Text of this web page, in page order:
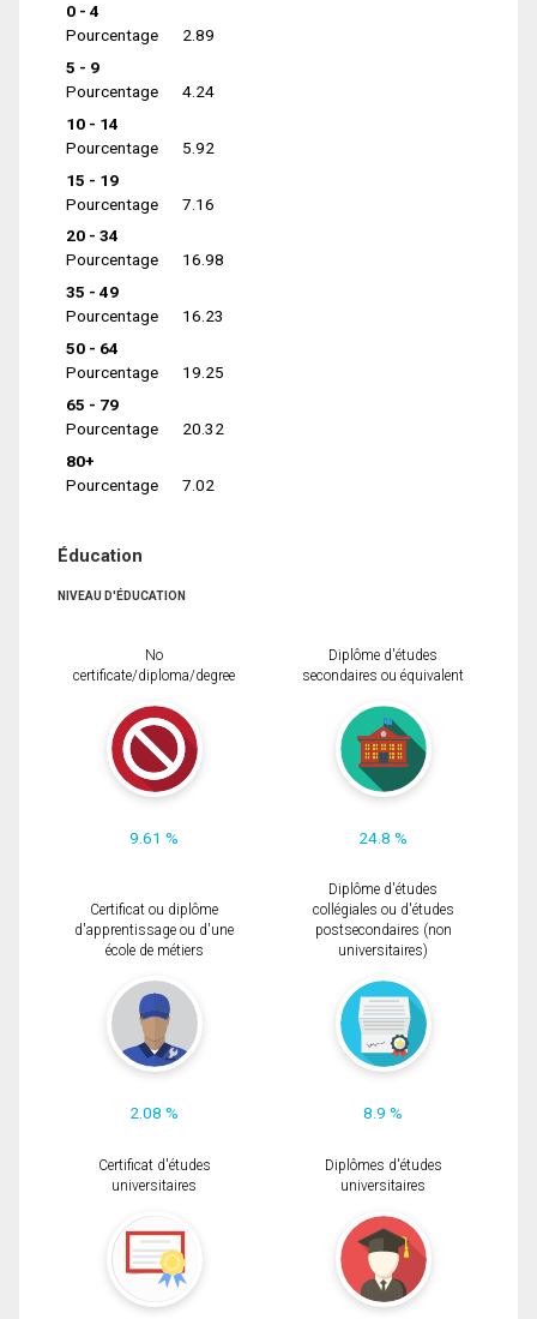
0 - 4
Pourcentage
2.89
5 - 9
Pourcentage
4.24
10 - 14
Pourcentage
5.92
15 - 19
Pourcentage
7.16
20 - 34
Pourcentage
16.98
35 - 49
Pourcentage
16.23
50 - 64
Pourcentage
19.25
65 - 79
Pourcentage
20.32
80+
Pourcentage
7.02
Éducation
NIVEAU D'ÉDUCATION
No
certificate/diploma/degree
9.61 %
Diplôme d'études
secondaires ou équivalent
24.8 %
Certificat ou diplôme
d'apprentissage ou d'une
école de métiers
2.08 %
Diplôme d'études
collégiales ou d'études
postsecondaires (non
universitaires)
8.9 %
Certificat d'études
universitaires
Diplômes d'études
universitaires